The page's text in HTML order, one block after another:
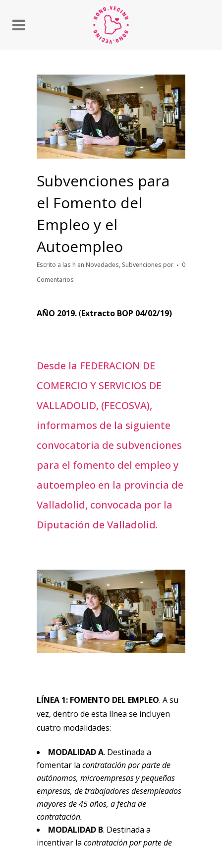
Subvenciones para
el Fomento del
Empleo y el
Autoempleo
Escrito a las h en Novedades, Subvenciones por
0
Comentarios
AÑO 2019.(Extracto BOP 04/02/19)
Desde la FEDERACION DE
COMERCIO Y SERVICIOS DE
VALLADOLID, (FECOSVA),
informamos de la siguiente
convocatoria de subvenciones
para el fomento del empleo y
autoempleo en la provincia de
Valladolid, convocada por la
Diputación de Valladolid.
LÍNEA 1: FOMENTO DEL EMPLEO. A su
vez, dentro de esta línea se incluyen
cuatro modalidades:
MODALIDAD A. Destinada a
fomentar la contratación por parte de
autónomos, microempresas y pequeñas
empresas, de trabajadores desempleados
mayores de 45 años, a fecha de
contratación.
MODALIDAD B. Destinada a
incentivar la contratación por parte de